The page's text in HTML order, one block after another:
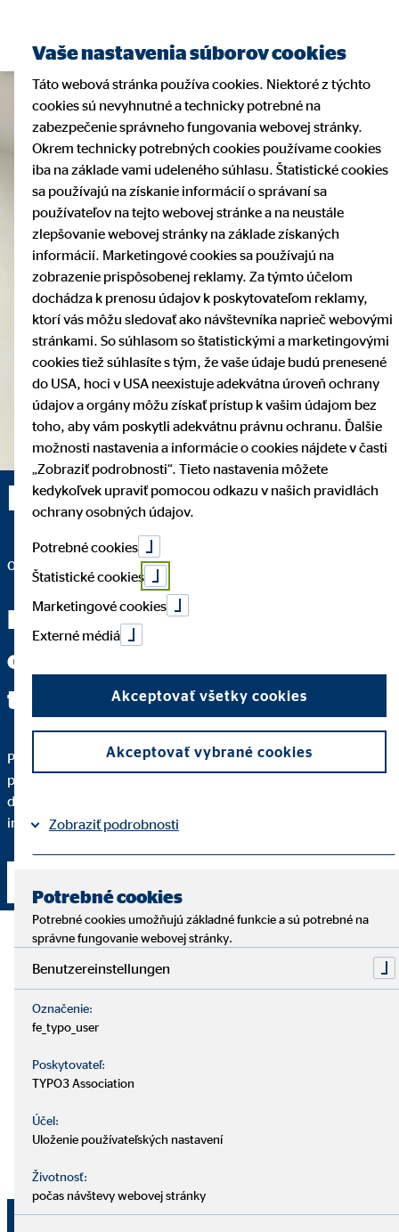
Erik Gajdoš — Bytča
obchodný vedúci pre OVB Allfinanz Slovensko a.s.
Keď dokážete jasne položiť
otázku, máte za sebou dve
tretiny cesty k odpovedi.
Pre kvalitné finančné sprostredkovanie je dôležité, aby ste
pochopili každý krok. Podrobne vám vysvetlím, prečo vám
dané finančné riešenie odporúčam a do akej miery spĺňa vaše
individuálne požiadavky.
Erik Gajdoš
Vaše nastavenia súborov cookies
Táto webová stránka používa cookies. Niektoré z týchto
cookies sú nevyhnutné a technicky potrebné na
zabezpečenie správneho fungovania webovej stránky.
Okrem technicky potrebných cookies používame cookies
iba na základe vami udeleného súhlasu. Štatistické cookies
sa používajú na získanie informácií o správaní sa
používateľov na tejto webovej stránke a na neustále
zlepšovanie webovej stránky na základe získaných
informácií. Marketingové cookies sa používajú na
zobrazenie prispôsobenej reklamy. Za týmto účelom
dochádza k prenosu údajov k poskytovateľom reklamy,
ktorí vás môžu sledovať ako návštevníka naprieč webovými
stránkami. So súhlasom so štatistickými a marketingovými
cookies tiež súhlasíte s tým, že vaše údaje budú prenesené
do USA, hoci v USA neexistuje adekvátna úroveň ochrany
údajov a orgány môžu získať prístup k vašim údajom bez
toho, aby vám poskytli adekvátnu právnu ochranu. Ďalšie
možnosti nastavenia a informácie o cookies nájdete v časti
„Zobraziť podrobnosti“. Tieto nastavenia môžete
kedykoľvek upraviť pomocou odkazu v našich pravidlách
ochrany osobných údajov.
Potrebné cookies
Štatistické cookies
Marketingové cookies
Externé médiá
Akceptovať všetky cookies
Akceptovať vybrané cookies
Zobraziť podrobnosti
Potrebné cookies
Potrebné cookies umožňujú základné funkcie a sú potrebné na
správne fungovanie webovej stránky.
Benutzereinstellungen
Označenie:
fe_typo_user
Poskytovateľ:
TYPO3 Association
Účel:
Uloženie používateľských nastavení
Životnosť:
počas návštevy webovej stránky